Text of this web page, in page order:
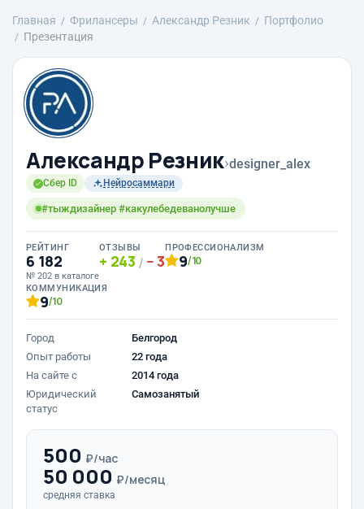
Главная Фрилансеры Александр Резник
Портфолио
Презентация
Александр Резник›designer_alex
Сбер ID Нейросаммари
#тыждизайнер #какулебедеванолучше
РЕЙТИНГ
6 182
№ 202 в каталоге
ОТЗЫВЫ
243 / 3
ПРОФЕССИОНАЛИЗМ
9/10
КОММУНИКАЦИЯ
9/10
Город
Белгород
Опыт работы
22 года
На сайте с
2014 года
Юридический
статус
Самозанятый
500 ₽/час
50 000 ₽/месяц
средняя ставка